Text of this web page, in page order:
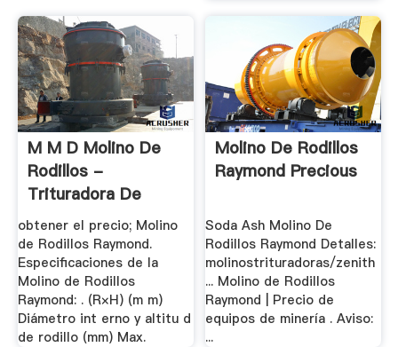
M M D Molino De
Rodillos -
Trituradora De
Precio - .
obtener el precio; Molino
de Rodillos Raymond.
Especificaciones de la
Molino de Rodillos
Raymond: . (R×H) (m m)
Diámetro int erno y altitu d
de rodillo (mm) Max.
Molino De Rodillos
Raymond Precious
Soda Ash Molino De
Rodillos Raymond Detalles:
molinostrituradoras/zenith
... Molino de Rodillos
Raymond | Precio de
equipos de minería . Aviso:
...